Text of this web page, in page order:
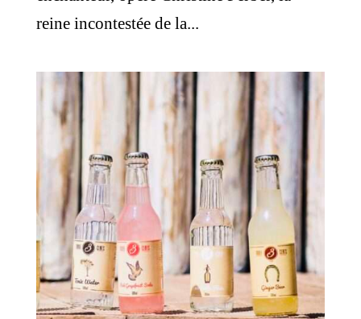
reine incontestée de la...